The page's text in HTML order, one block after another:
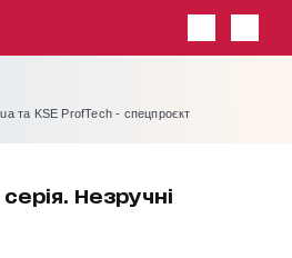
та KSE ProfTech - спецпроєкт
Незручні